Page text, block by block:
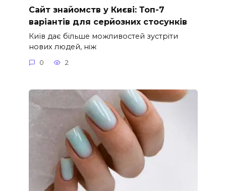
Сайт знайомств у Києві: Топ-7
варіантів для серйозних стосунків
Київ дає більше можливостей зустріти
нових людей, ніж
0 2